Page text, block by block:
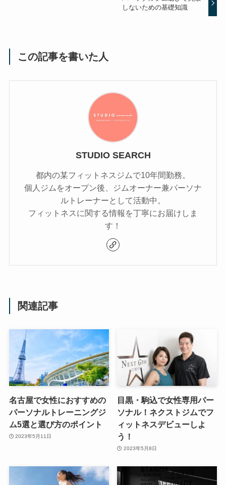
しないための基礎知識
この記事を書いた人
STUDIO SEARCH
都内の某フィットネスジムで10年間勤務。
個人ジムをオープン後、ジムオーナー兼パーソナ
ルトレーナーとして活動中。
フィットネスに関する情報を丁寧にお届けしま
す！
関連記事
名古屋で女性におすすめの
パーソナルトレーニングジ
ム5選と選び方のポイント
2023年5月11日
目黒・駒込で女性専用パー
ソナル！ネクストジムでフ
ィットネスデビューしよ
う！
2023年5月8日